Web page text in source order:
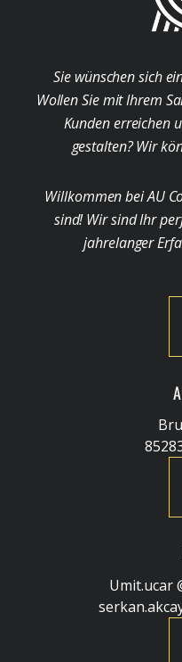
Sie wünschen sich
Wollen Sie mit Ihrem
Kunden erreichen
gestalten? Wir
Willkommen bei AU
sind! Wir sind Ihr
jahrelanger
Umit.ucar